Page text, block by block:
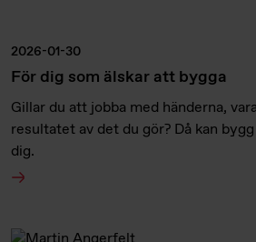
2026-01-30
För dig som älskar att bygga
Gillar du att jobba med händerna,
resultatet av det du gör? Då kan
dig.